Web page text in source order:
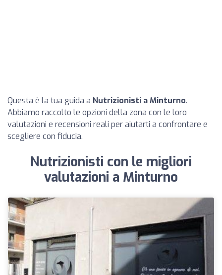
Questa è la tua guida a Nutrizionisti a Minturno.
Abbiamo raccolto le opzioni della zona con le loro
valutazioni e recensioni reali per aiutarti a confrontare e
scegliere con fiducia.
Nutrizionisti con le migliori
valutazioni a Minturno